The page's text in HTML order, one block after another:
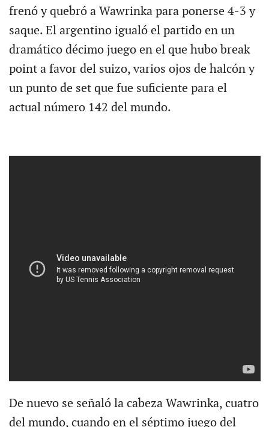
frenó y quebró a Wawrinka para ponerse 4-3 y
saque. El argentino igualó el partido en un
dramático décimo juego en el que hubo break
point a favor del suizo, varios ojos de halcón y
un punto de set que fue suficiente para el
actual número 142 del mundo.
De nuevo se señaló la cabeza Wawrinka, cuatro
del mundo, cuando en el séptimo juego del